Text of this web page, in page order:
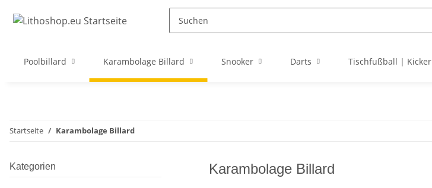
Poolbillard Karambolage Billard Snooker Darts Tischfußball | Kicker
Startseite Karambolage Billard
Karambolage Billard
Kategorien